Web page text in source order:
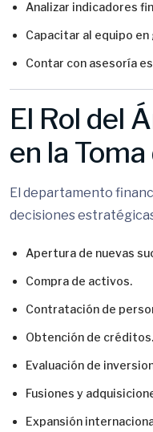
Analizar indicadores
Capacitar al equipo
Contar con asesoría
El Rol del
en la
El departamento
decisiones
Apertura de nuevas
Compra de activos.
Contratación de
Obtención de créditos.
Evaluación de
Fusiones y
Expansión